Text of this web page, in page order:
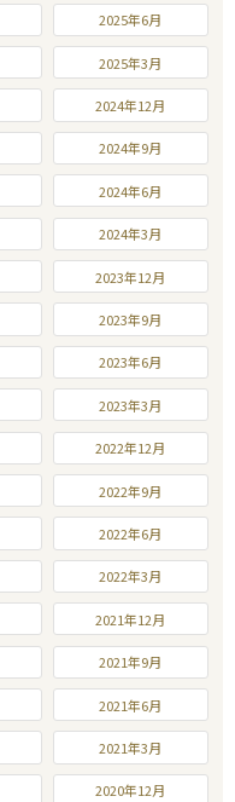
2025年6月
2025年3月
2024年12月
2024年9月
2024年6月
2024年3月
2023年12月
2023年9月
2023年6月
2023年3月
2022年12月
2022年9月
2022年6月
2022年3月
2021年12月
2021年9月
2021年6月
2021年3月
2020年12月